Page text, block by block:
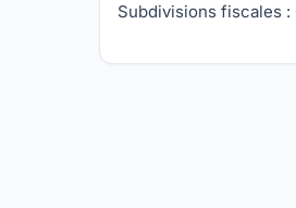
Subdivisions fiscales :